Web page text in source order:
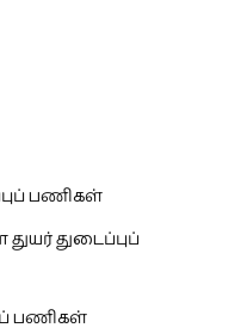
பணிகள்
துடைப்புப்
பணிகள்